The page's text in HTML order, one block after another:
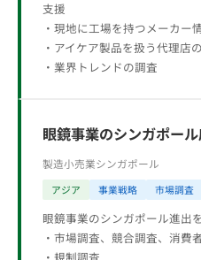
支援
・現地に工場を持つメーカー
・アイケア製品を扱う代理店
・業界トレンドの調査
眼鏡事業のシンガポー
製造小売業シンガポール
アジア 事業戦略 市場調査
眼鏡事業のシンガポール進出
・市場調査、競合調査、消費